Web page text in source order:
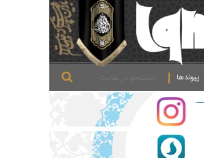
پیوندها